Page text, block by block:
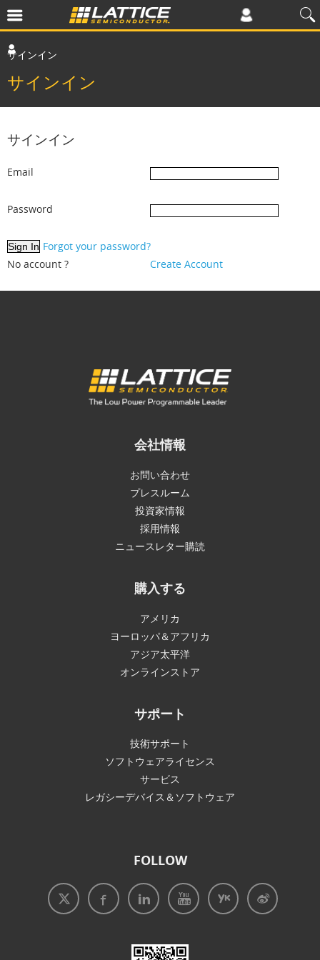
サインイン
サインイン
サインイン
Email
Password
Forgot your password?
No account ?
Create Account
会社情報
お問い合わせ
プレスルーム
投資家情報
採用情報
ニュースレター購読
購入する
アメリカ
ヨーロッパ＆アフリカ
アジア太平洋
オンラインストア
サポート
技術サポート
ソフトウェアライセンス
サービス
レガシーデバイス＆ソフトウェア
FOLLOW